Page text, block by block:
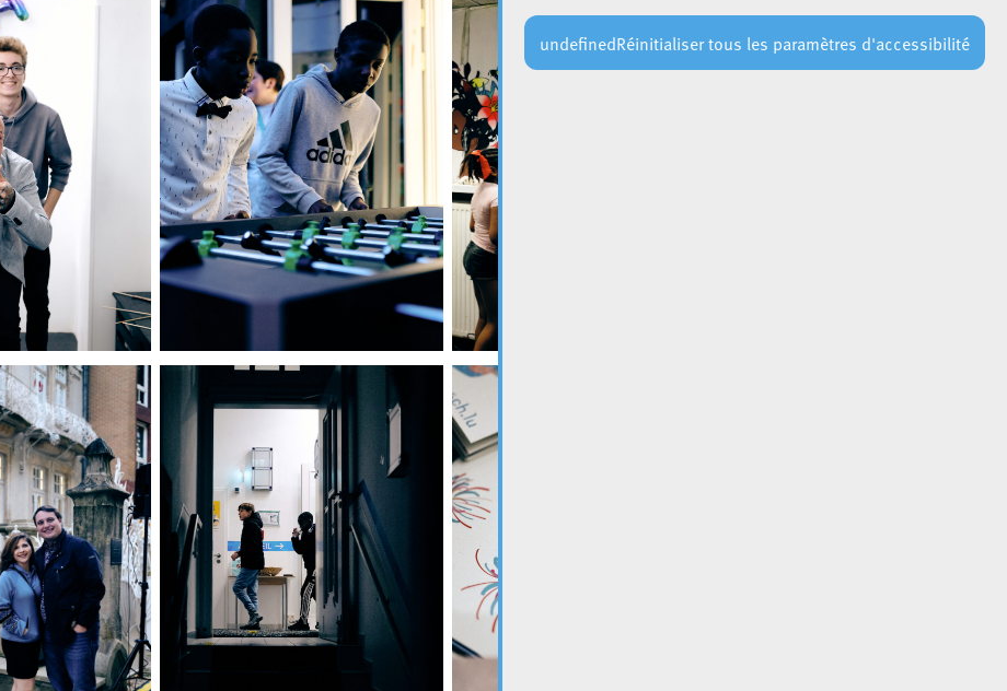
undefinedRéinitialiser tous les paramètres d'accessibilité